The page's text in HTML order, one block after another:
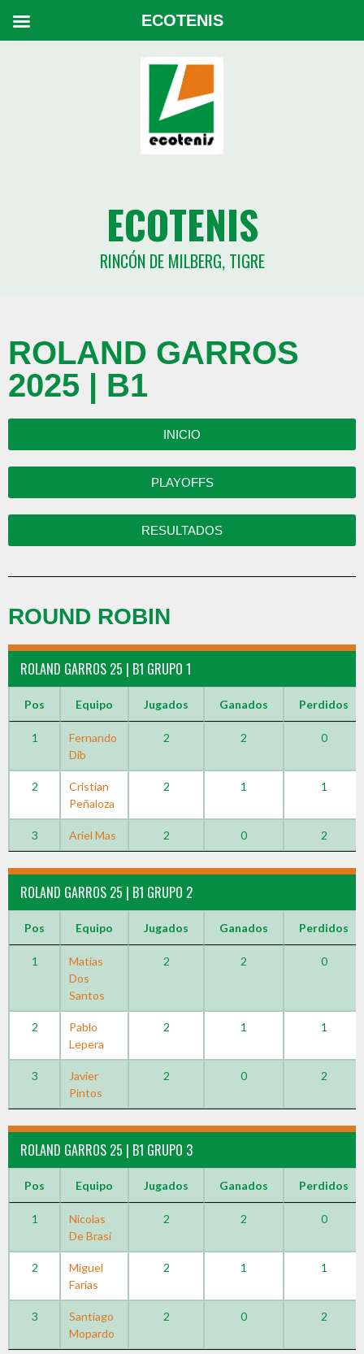
ECOTENIS
RINCÓN DE MILBERG, TIGRE
ROLAND GARROS
2025 | B1
INICIO
PLAYOFFS
RESULTADOS
ROUND ROBIN
ROLAND GARROS 25 | B1 GRUPO 1
Pos Equipo Jugados Ganados Perdidos
1
Fernando
Dib
2 2 0
2
Cristian
Peñaloza
2 1 1
3 Ariel Mas 2 0 2
ROLAND GARROS 25 | B1 GRUPO 2
Pos Equipo Jugados Ganados Perdidos
1
Matias
Dos
Santos
2 2 0
2
Pablo
Lepera
2 1 1
3
Javier
Pintos
2 0 2
ROLAND GARROS 25 | B1 GRUPO 3
Pos Equipo Jugados Ganados Perdidos
1
Nicolas
De Brasi
2 2 0
2
Miguel
Farias
2 1 1
3
Santiago
Mopardo
2 0 2
ECOTENIS